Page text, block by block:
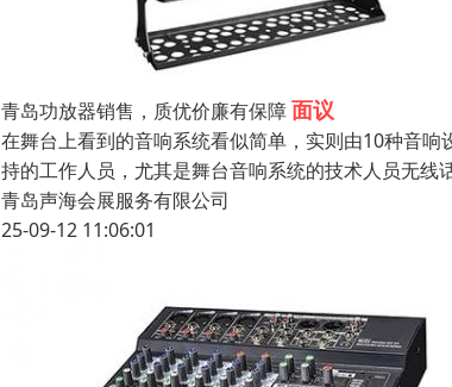
青岛功放器销售，质优价廉有保障面议
在舞台上看到的音响系统看似简单，实则由10种音
持的工作人员，尤其是舞台音响系统的技术人员无
青岛声海会展服务有限公司
25-09-12 11:06:01